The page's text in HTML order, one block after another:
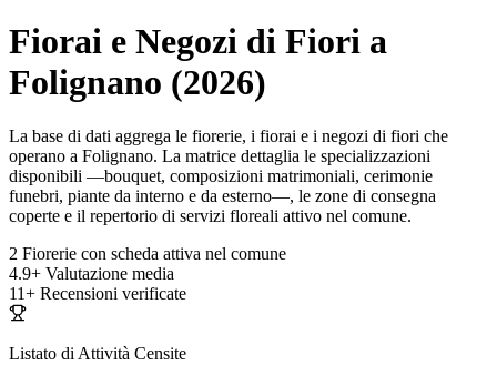
Fiorai e Negozi di Fiori a
Folignano (2026)
La base di dati aggrega le fiorerie, i fiorai e i negozi di fiori che
operano a Folignano. La matrice dettaglia le specializzazioni
disponibili —bouquet, composizioni matrimoniali, cerimonie
funebri, piante da interno e da esterno—, le zone di consegna
coperte e il repertorio di servizi floreali attivo nel comune.
2 Fiorerie con scheda attiva nel comune
4.9+ Valutazione media
11+ Recensioni verificate
Listato di Attività Censite